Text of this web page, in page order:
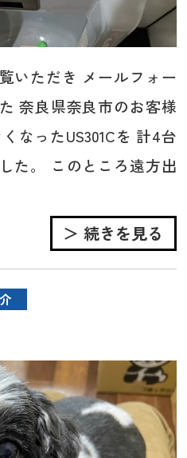
いただき メールフォー
奈良県奈良市のお客様
なったUS301Cを 計4台
た。 このところ遠方出
＞ 続きを見る